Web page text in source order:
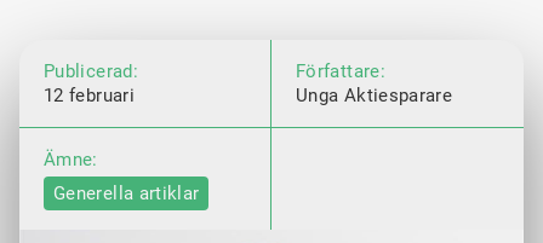
Publicerad:
12 februari
Författare:
Unga Aktiesparare
Ämne:
Generella artiklar